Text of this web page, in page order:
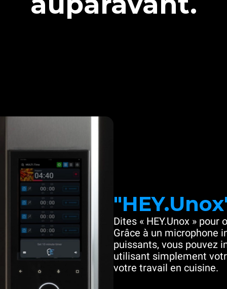
Dites « HEY.Unox »
Grâce à un microphone
puissants, vous pouvez
utilisant simplement
votre travail en cuisine.